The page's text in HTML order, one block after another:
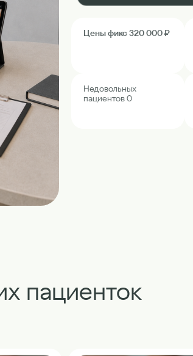
Цены фикс 320 000 ₽
Недовольных
пациентов 0
пациенток